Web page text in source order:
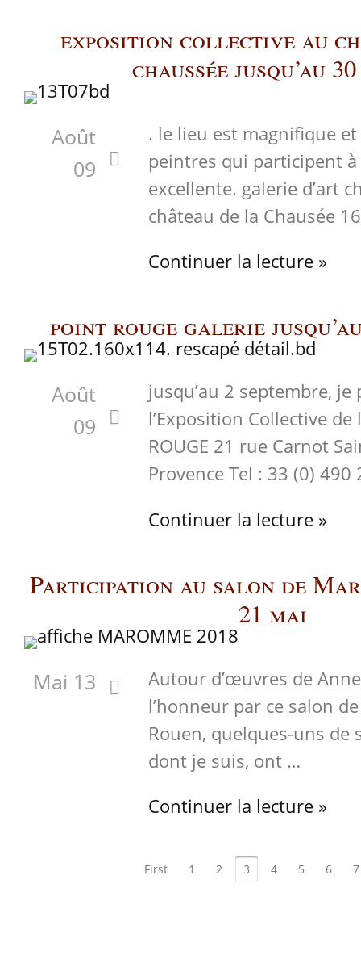
exposition collective au
chaussée jusqu’au
Août
09
. le lieu est magnifique
peintres qui participent à
excellente. galerie d’art
château de la Chausée
Continuer la lecture »
point rouge galerie
Août
09
jusqu’au 2 septembre, je
l’Exposition Collective de
ROUGE 21 rue Carnot
Provence Tel : 33 (0)
Continuer la lecture »
Participation au salon de
21 mai
Mai 13
Autour d’œuvres de
l’honneur par ce salon
Rouen, quelques-uns de
dont je suis, ont …
Continuer la lecture »
First 1 2 3 4 5 6 7